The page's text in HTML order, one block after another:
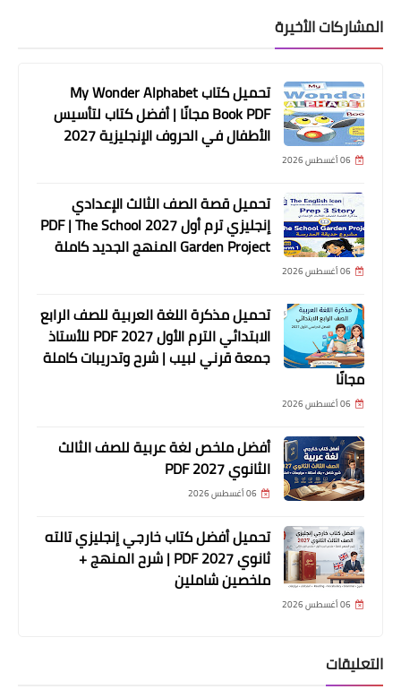
المشاركات الأخيرة
تحميل كتاب My Wonder Alphabet
Book PDF مجانًا | أفضل كتاب لتأسيس
الأطفال في الحروف الإنجليزية 2027
06 أغسطس 2026
تحميل قصة الصف الثالث الإعدادي
إنجليزي ترم أول 2027 PDF | The School
Garden Project المنهج الجديد كاملة
06 أغسطس 2026
تحميل مذكرة اللغة العربية للصف الرابع
الابتدائي الترم الأول 2027 PDF للأستاذ
جمعة قرني لبيب | شرح وتدريبات كاملة
مجانًا
06 أغسطس 2026
أفضل ملخص لغة عربية للصف الثالث
الثانوي 2027 PDF
06 أغسطس 2026
تحميل أفضل كتاب خارجي إنجليزي تالته
ثانوي 2027 PDF | شرح المنهج +
ملخصين شاملين
06 أغسطس 2026
التعليقات